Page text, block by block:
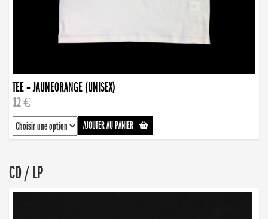
TEE – JAUNEORANGE (UNISEX)
12 €
AJOUTER AU PANIER-
CD / LP